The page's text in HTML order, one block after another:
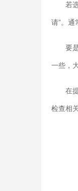
若
请”。通
要
一些，
在
检查相